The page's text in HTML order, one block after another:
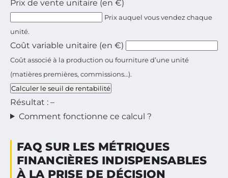
Prix de vente unitaire (en €)
Prix auquel vous vendez chaque
unité.
Coût variable unitaire (en €)
Coût associé à la production ou fourniture d’une unité
(matières premières, commissions…).
Calculer le seuil de rentabilité
Résultat : –
Comment fonctionne ce calcul ?
FAQ SUR LES MÉTRIQUES
FINANCIÈRES INDISPENSABLES
À LA PRISE DE DÉCISION